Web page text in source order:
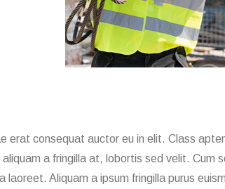
erat consequat auctor eu in elit. Class
a fringilla at, lobortis sed velit. Cum
Aliquam a ipsum fringilla purus